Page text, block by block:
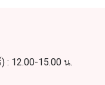
12.00-15.00 น.